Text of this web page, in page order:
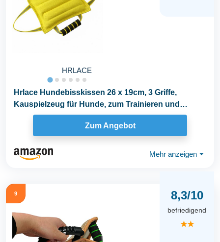
HRLACE
Hrlace Hundebisskissen 26 x 19cm, 3 Griffe,
Kauspielzeug für Hunde, zum Trainieren und
Spielen...
Zum Angebot
Mehr anzeigen ⏷
9 8,3/10
befriedigend
★★